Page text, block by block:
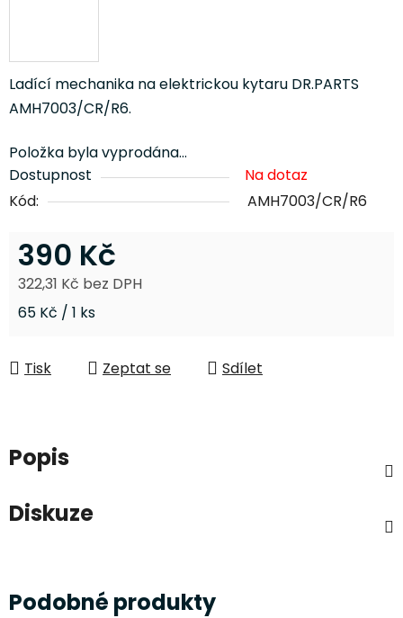
Ladící mechanika na elektrickou kytaru DR.PARTS
AMH7003/CR/R6.
Položka byla vyprodána…
Dostupnost
Na dotaz
Kód:
AMH7003/CR/R6
390 Kč
322,31 Kč bez DPH
Měrná cena:
65 Kč / 1 ks
Tisk Zeptat se Sdílet
Popis
Diskuze
Podobné produkty